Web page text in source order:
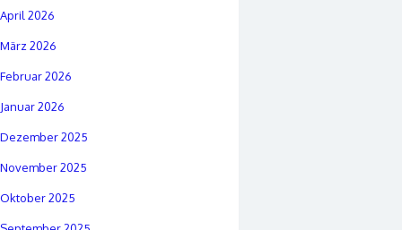
April 2026
März 2026
Februar 2026
Januar 2026
Dezember 2025
November 2025
Oktober 2025